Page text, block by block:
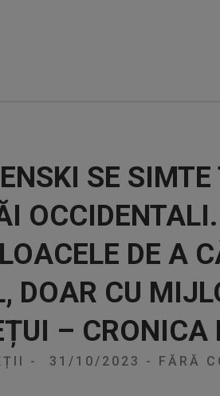
SE SIMTE
DE A
DOAR CU
– CRONICA
- 31/10/2023 - FĂRĂ